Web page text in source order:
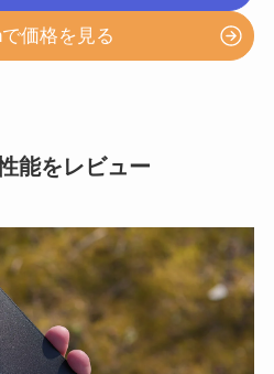
価格を見る
能をレビュー